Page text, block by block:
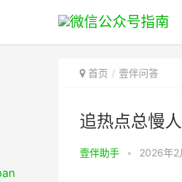
首页 壹伴问答
追热点总慢
壹伴助手 • 2026年